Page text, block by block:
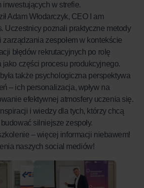
inwestujących w strefie.
Adam Włodarczyk, CEO
I am
. Uczestnicy poznali praktyczne metody
zarządzania zespołem w kontekście
błędów rekrutacyjnych po rolę
części procesu produkcyjnego.
także psychologiczna perspektywa
– ich personalizacja, wpływ na
efektywnej atmosfery uczenia się.
i wiedzy dla tych, którzy chcą
silniejsze zespoły.
– więcej informacji niebawem!
naszych social mediów!